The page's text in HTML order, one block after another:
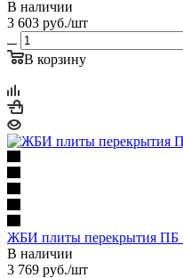
В наличии
3 603 руб./шт
В корзину
ЖБИ плиты перекрытия ПБ
В наличии
3 769 руб./шт